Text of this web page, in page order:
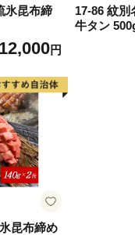
氷昆布締
12,000円
17-86 紋別
牛タン
昆布締め